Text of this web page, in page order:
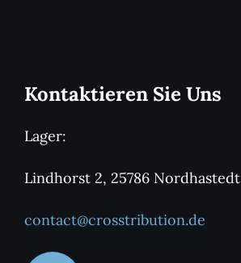
Kontaktieren Sie Uns
Lager:
Lindhorst 2, 25786 Nordhastedt
contact@crosstribution.de